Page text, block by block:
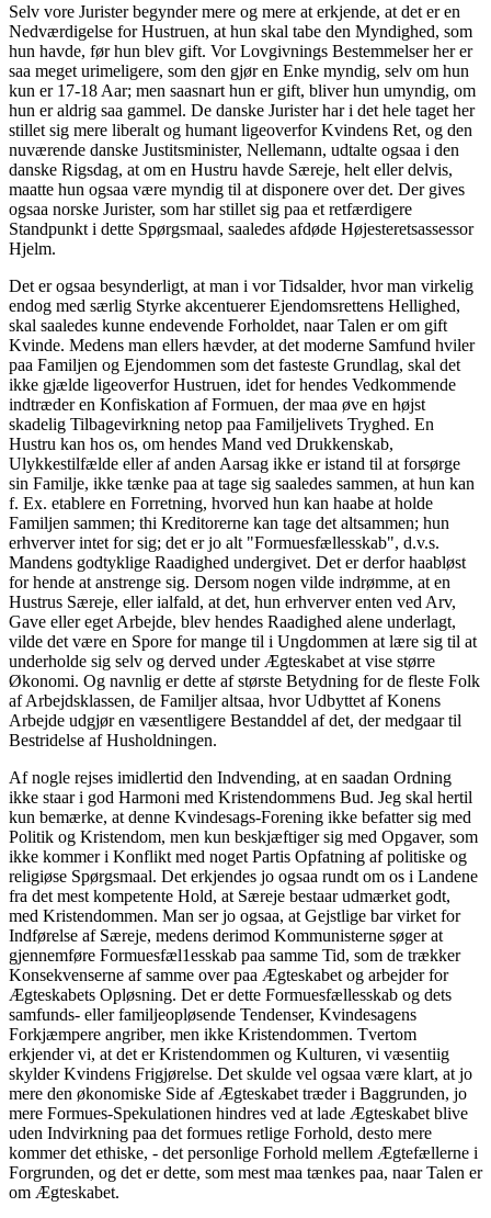
Selv vore Jurister begynder mere og mere at erkjende, at det er en
Nedværdigelse for Hustruen, at hun skal tabe den Myndighed, som
hun havde, før hun blev gift. Vor Lovgivnings Bestemmelser her er
saa meget urimeligere, som den gjør en Enke myndig, selv om hun
kun er 17-18 Aar; men saasnart hun er gift, bliver hun umyndig, om
hun er aldrig saa gammel. De danske Jurister har i det hele taget her
stillet sig mere liberalt og humant ligeoverfor Kvindens Ret, og den
nuværende danske Justitsminister, Nellemann, udtalte ogsaa i den
danske Rigsdag, at om en Hustru havde Særeje, helt eller delvis,
maatte hun ogsaa være myndig til at disponere over det. Der gives
ogsaa norske Jurister, som har stillet sig paa et retfærdigere
Standpunkt i dette Spørgsmaal, saaledes afdøde Højesteretsassessor
Hjelm.
Det er ogsaa besynderligt, at man i vor Tidsalder, hvor man virkelig
endog med særlig Styrke akcentuerer Ejendomsrettens Hellighed,
skal saaledes kunne endevende Forholdet, naar Talen er om gift
Kvinde. Medens man ellers hævder, at det moderne Samfund hviler
paa Familjen og Ejendommen som det fasteste Grundlag, skal det
ikke gjælde ligeoverfor Hustruen, idet for hendes Vedkommende
indtræder en Konfiskation af Formuen, der maa øve en højst
skadelig Tilbagevirkning netop paa Familjelivets Tryghed. En
Hustru kan hos os, om hendes Mand ved Drukkenskab,
Ulykkestilfælde eller af anden Aarsag ikke er istand til at forsørge
sin Familje, ikke tænke paa at tage sig saaledes sammen, at hun kan
f. Ex. etablere en Forretning, hvorved hun kan haabe at holde
Familjen sammen; thi Kreditorerne kan tage det altsammen; hun
erhverver intet for sig; det er jo alt "Formuesfællesskab", d.v.s.
Mandens godtyklige Raadighed undergivet. Det er derfor haabløst
for hende at anstrenge sig. Dersom nogen vilde indrømme, at en
Hustrus Særeje, eller ialfald, at det, hun erhverver enten ved Arv,
Gave eller eget Arbejde, blev hendes Raadighed alene underlagt,
vilde det være en Spore for mange til i Ungdommen at lære sig til at
underholde sig selv og derved under Ægteskabet at vise større
Økonomi. Og navnlig er dette af største Betydning for de fleste Folk
af Arbejdsklassen, de Familjer altsaa, hvor Udbyttet af Konens
Arbejde udgjør en væsentligere Bestanddel af det, der medgaar til
Bestridelse af Husholdningen.
Af nogle rejses imidlertid den Indvending, at en saadan Ordning
ikke staar i god Harmoni med Kristendommens Bud. Jeg skal hertil
kun bemærke, at denne Kvindesags-Forening ikke befatter sig med
Politik og Kristendom, men kun beskjæftiger sig med Opgaver, som
ikke kommer i Konflikt med noget Partis Opfatning af politiske og
religiøse Spørgsmaal. Det erkjendes jo ogsaa rundt om os i Landene
fra det mest kompetente Hold, at Særeje bestaar udmærket godt,
med Kristendommen. Man ser jo ogsaa, at Gejstlige bar virket for
Indførelse af Særeje, medens derimod Kommunisterne søger at
gjennemføre Formuesfæl1esskab paa samme Tid, som de trækker
Konsekvenserne af samme over paa Ægteskabet og arbejder for
Ægteskabets Opløsning. Det er dette Formuesfællesskab og dets
samfunds- eller familjeopløsende Tendenser, Kvindesagens
Forkjæmpere angriber, men ikke Kristendommen. Tvertom
erkjender vi, at det er Kristendommen og Kulturen, vi væsentiig
skylder Kvindens Frigjørelse. Det skulde vel ogsaa være klart, at jo
mere den økonomiske Side af Ægteskabet træder i Baggrunden, jo
mere Formues-Spekulationen hindres ved at lade Ægteskabet blive
uden Indvirkning paa det formues retlige Forhold, desto mere
kommer det ethiske, - det personlige Forhold mellem Ægtefællerne i
Forgrunden, og det er dette, som mest maa tænkes paa, naar Talen er
om Ægteskabet.